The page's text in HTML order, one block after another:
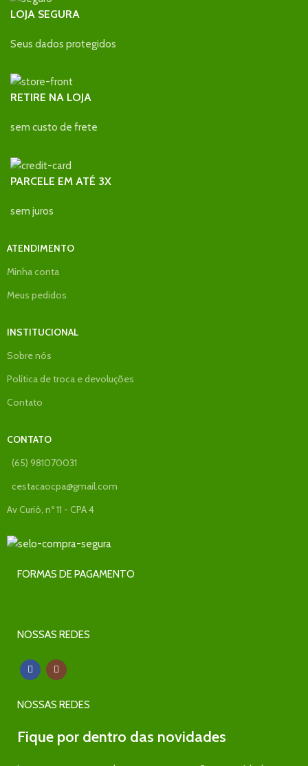
LOJA SEGURA
Seus dados protegidos
RETIRE NA LOJA
sem custo de frete
PARCELE EM ATÉ 3X
sem juros
ATENDIMENTO
Minha conta
Meus pedidos
INSTITUCIONAL
Sobre nós
Política de troca e devoluções
Contato
CONTATO
(65) 981070031
cestacaocpa@gmail.com
Av Curió, nº 11 - CPA 4
FORMAS DE PAGAMENTO
NOSSAS REDES
NOSSAS REDES
Fique por dentro das novidades